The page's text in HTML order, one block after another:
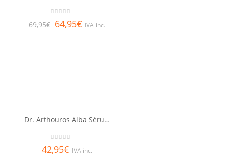
69,95€ 64,95€ IVA inc.
Dr. Arthouros Alba Sérum Acné y Envejecimiento Global 30ml
0 out of 5
42,95€ IVA inc.